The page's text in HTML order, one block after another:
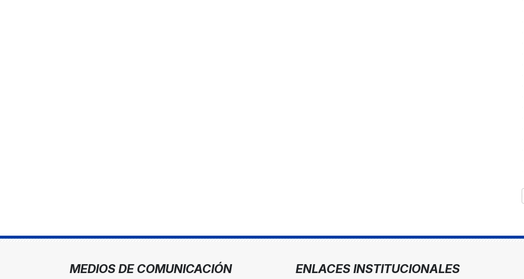
MEDIOS DE COMUNICACIÓN ENLACES INSTITUCIONALES